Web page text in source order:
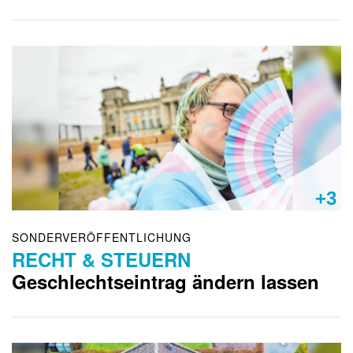
+3
SONDERVERÖFFENTLICHUNG
RECHT & STEUERN
Geschlechtseintrag ändern lassen